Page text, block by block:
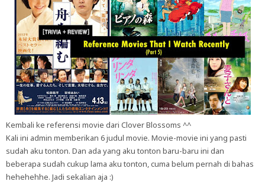
Kembali ke referensi movie dari Clover Blossoms ^^
Kali ini admin memberikan 6 judul movie. Movie-movie ini yang pasti
sudah aku tonton. Dan ada yang aku tonton baru-baru ini dan
beberapa sudah cukup lama aku tonton, cuma belum pernah di bahas
hehehehhe. Jadi sekalian aja :)